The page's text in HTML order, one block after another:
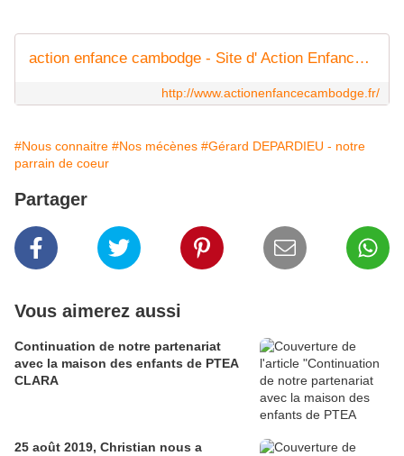
action enfance cambodge - Site d' Action Enfance Cambodge !
http://www.actionenfancecambodge.fr/
#Nous connaitre #Nos mécènes #Gérard DEPARDIEU - notre
parrain de coeur
Partager
Vous aimerez aussi
Continuation de notre partenariat
avec la maison des enfants de PTEA
CLARA
25 août 2019, Christian nous a